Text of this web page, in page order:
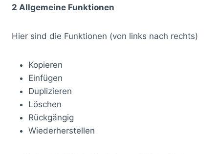
2 Allgemeine Funktionen
Hier sind die Funktionen (von links nach rechts)
Kopieren
Einfügen
Duplizieren
Löschen
Rückgängig
Wiederherstellen